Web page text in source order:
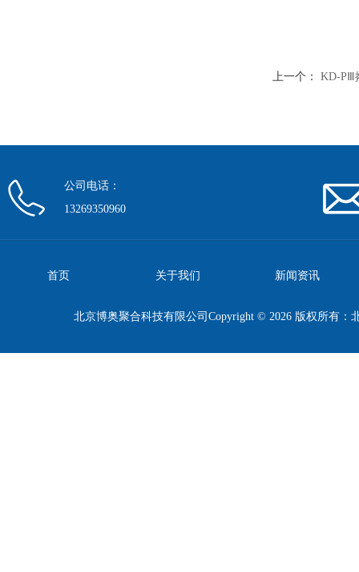
上一个： KD-PⅢ
公司电话：
13269350960
首页 关于我们 新闻资讯
北京博奥聚合科技有限公司Copyright © 2026 版权所有